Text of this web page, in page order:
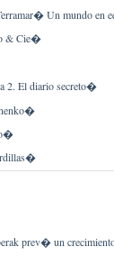
Un mundo en
& Cie�
2. El diario secreto�
prev� un